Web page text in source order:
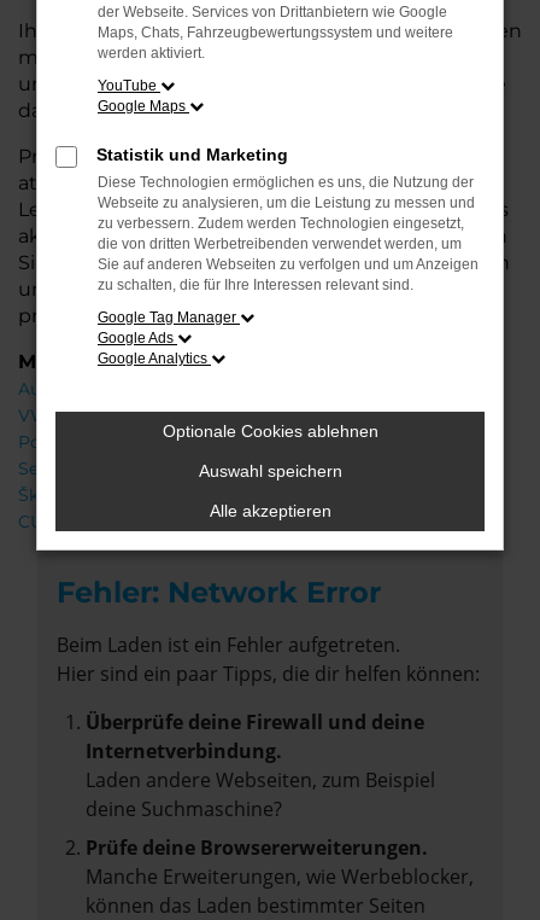
Ihr Audi Autohaus in der Nähe von Syke steht Ihnen
mit einer breiten Auswahl an Neuwagen zur Seite
und bietet Ihnen umfassende
, damit Sie
das für Sie passende Fahrzeug finden.
Profitieren Sie von zusätzlichen Services wie
attraktiven Finanzierungsmöglichkeiten,
Leasingangeboten und der Inzahlungnahme Ihres
aktuellen Fahrzeugs. Besuchen Sie uns und lassen
Sie sich von unseren Experten beraten – wir freuen
uns, Ihnen den perfekten Neuwagen zu
präsentieren!
Marken
Audi
VW
Porsche
Seat
Škoda
CUPRA
Fehler: Network Error
Beim Laden ist ein Fehler aufgetreten.
Hier sind ein paar Tipps, die dir helfen können:
Überprüfe deine Firewall und deine
Internetverbindung.
Laden andere Webseiten, zum Beispiel
deine Suchmaschine?
Prüfe deine Browsererweiterungen.
Manche Erweiterungen, wie Werbeblocker,
können das Laden bestimmter Seiten
der Webseite. Services von Drittanbietern wie Google
Maps, Chats, Fahrzeugbewertungssystem und weitere
werden aktiviert.
YouTube
Google Maps
Statistik und Marketing
Diese Technologien ermöglichen es uns, die Nutzung der
Webseite zu analysieren, um die Leistung zu messen und
zu verbessern. Zudem werden Technologien eingesetzt,
die von dritten Werbetreibenden verwendet werden, um
Sie auf anderen Webseiten zu verfolgen und um Anzeigen
zu schalten, die für Ihre Interessen relevant sind.
Google Tag Manager
Google Ads
Google Analytics
Optionale Cookies ablehnen
Auswahl speichern
Alle akzeptieren